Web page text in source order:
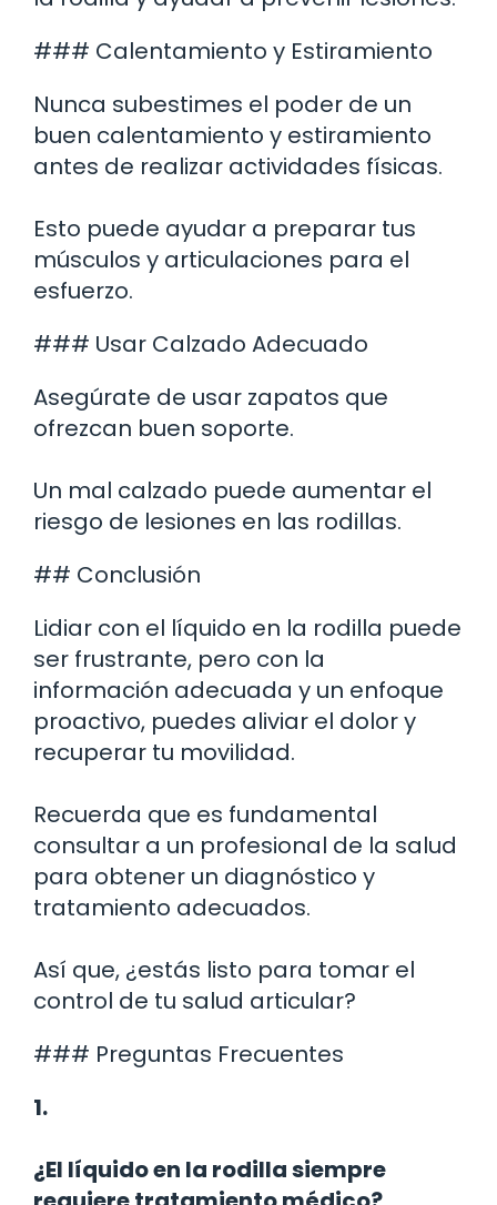
### Calentamiento y Estiramiento
Nunca subestimes el poder de un
buen calentamiento y estiramiento
antes de realizar actividades físicas.
Esto puede ayudar a preparar tus
músculos y articulaciones para el
esfuerzo.
### Usar Calzado Adecuado
Asegúrate de usar zapatos que
ofrezcan buen soporte.
Un mal calzado puede aumentar el
riesgo de lesiones en las rodillas.
## Conclusión
Lidiar con el líquido en la rodilla puede
ser frustrante, pero con la
información adecuada y un enfoque
proactivo, puedes aliviar el dolor y
recuperar tu movilidad.
Recuerda que es fundamental
consultar a un profesional de la salud
para obtener un diagnóstico y
tratamiento adecuados.
Así que, ¿estás listo para tomar el
control de tu salud articular?
### Preguntas Frecuentes
1.
¿El líquido en la rodilla siempre